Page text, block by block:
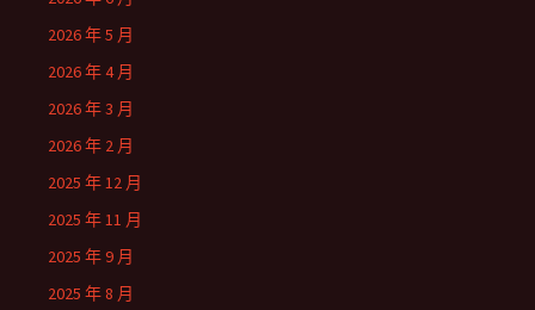
2026 年 5 月
2026 年 4 月
2026 年 3 月
2026 年 2 月
2025 年 12 月
2025 年 11 月
2025 年 9 月
2025 年 8 月